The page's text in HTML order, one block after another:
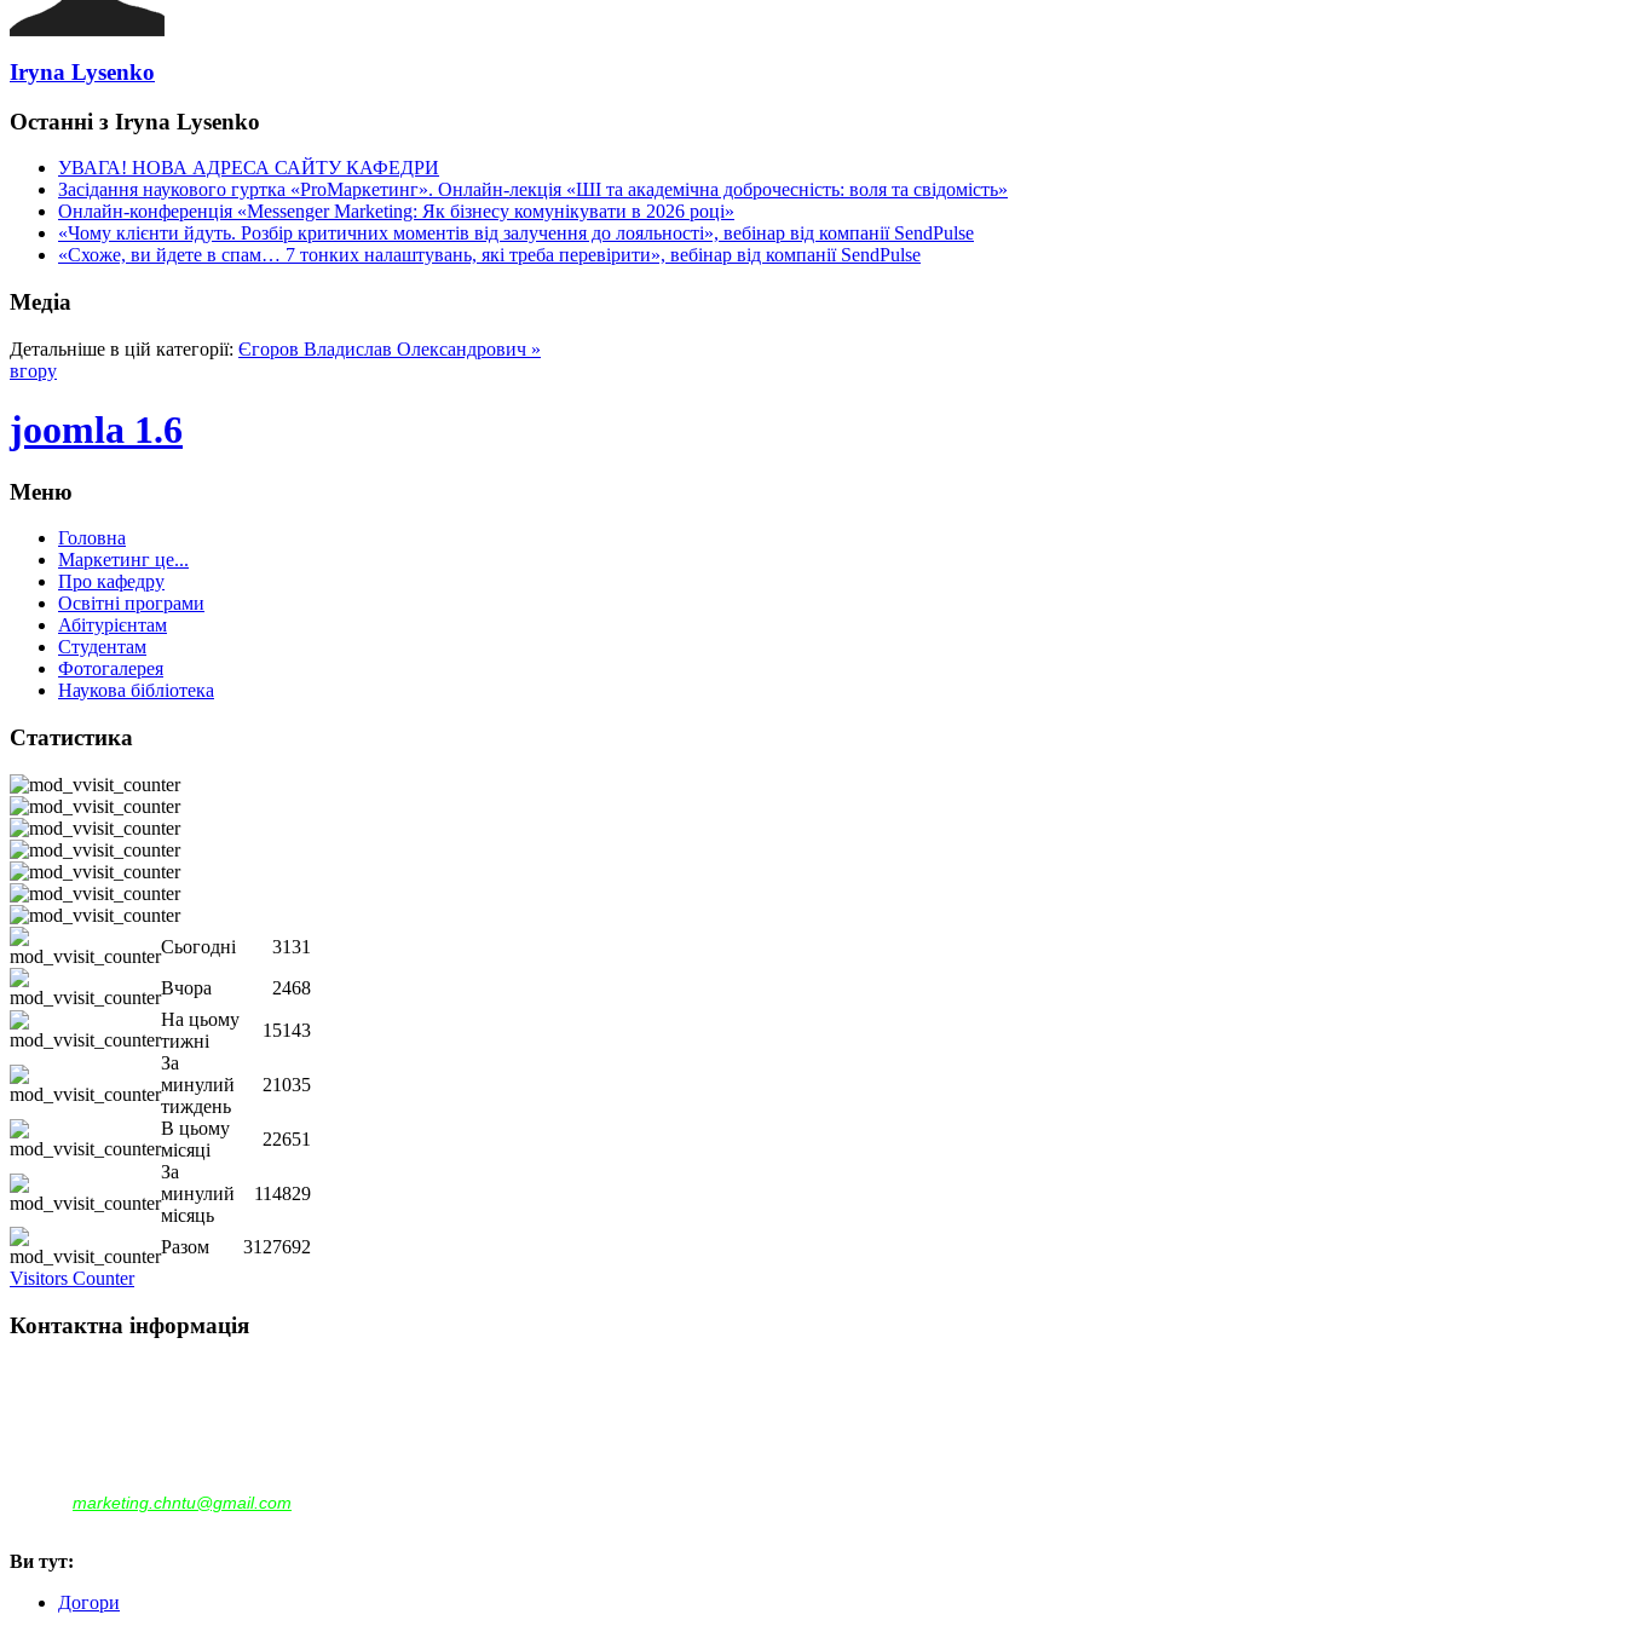
Iryna Lysenko
Останні з Iryna Lysenko
УВАГА! НОВА АДРЕСА САЙТУ КАФЕДРИ
Засідання наукового гуртка «ProМаркетинг». Онлайн-лекція «ШІ та академічна доброчесність: воля та свідомість»
Онлайн-конференція «Messenger Marketing: Як бізнесу комунікувати в 2026 році»
«Чому клієнти йдуть. Розбір критичних моментів від залучення до лояльності», вебінар від компанії SendPulse
«Схоже, ви йдете в спам… 7 тонких налаштувань, які треба перевірити», вебінар від компанії SendPulse
Медіа
Детальніше в цій категорії: Єгоров Владислав Олександрович »
вгору
joomla 1.6
Меню
Головна
Маркетинг це...
Про кафедру
Освітні програми
Абітурієнтам
Студентам
Фотогалерея
Наукова бібліотека
Статистика
Сьогодні
3131
Вчора
2468
На цьому
тижні
15143
За
минулий
тиждень
21035
В цьому
місяці
22651
За
минулий
місяць
114829
Разом
3127692
Visitors Counter
Контактна інформація
marketing.chntu@gmail.com
Ви тут:
Догори